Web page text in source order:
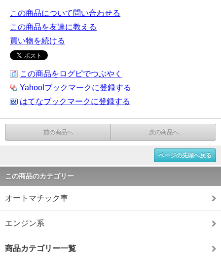
この商品について問い合わせる
この商品を友達に教える
買い物を続ける
この商品をログピでつぶやく
Yahoo!ブックマークに登録する
はてなブックマークに登録する
前の商品へ 次の商品へ
ページの先頭へ戻る
この商品のカテゴリー
オートマチック車
エンジン系
商品カテゴリー一覧